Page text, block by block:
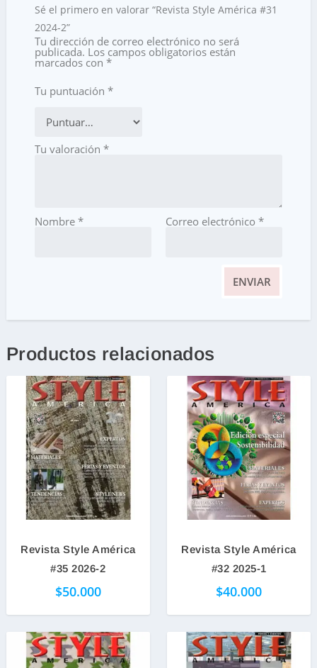
Sé el primero en valorar “Revista Style América #31
2024-2”
Tu dirección de correo electrónico no será
publicada. Los campos obligatorios están
marcados con *
Tu puntuación *
Tu valoración *
Nombre * Correo electrónico *
Productos relacionados
Revista Style América
#35 2026-2
$50.000
Revista Style América
#32 2025-1
$40.000